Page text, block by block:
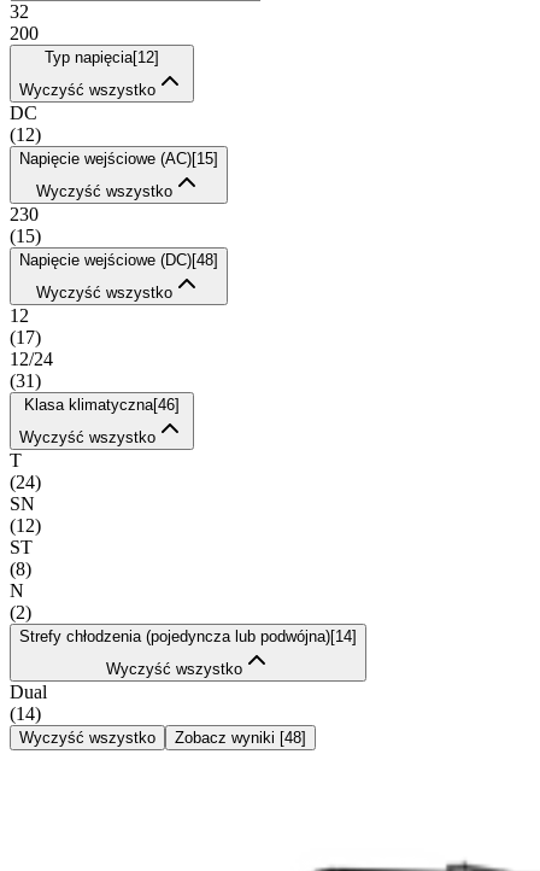
32
200
Typ napięcia[12]
Wyczyść wszystko
DC
(12)
Napięcie wejściowe (AC)[15]
Wyczyść wszystko
230
(15)
Napięcie wejściowe (DC)[48]
Wyczyść wszystko
12
(17)
12/24
(31)
Klasa klimatyczna[46]
Wyczyść wszystko
T
(24)
SN
(12)
ST
(8)
N
(2)
Strefy chłodzenia (pojedyncza lub podwójna)[14]
Wyczyść wszystko
Dual
(14)
Wyczyść wszystko Zobacz wyniki [48]